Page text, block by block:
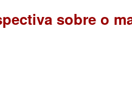
sobre o